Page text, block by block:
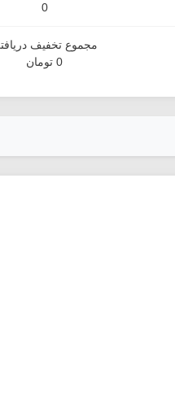
0
مجموع تخفیف
0 تومان